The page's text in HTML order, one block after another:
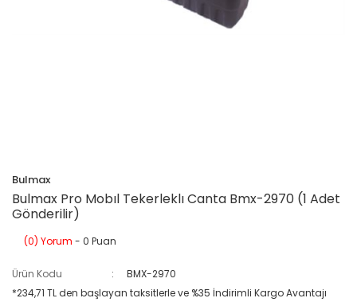
Bulmax
Bulmax Pro Mobıl Tekerleklı Canta Bmx-2970 (1 Adet
Gönderilir)
(0) Yorum - 0 Puan
Ürün Kodu
BMX-2970
*234,71 TL den başlayan taksitlerle ve %35 İndirimli Kargo Avantajı